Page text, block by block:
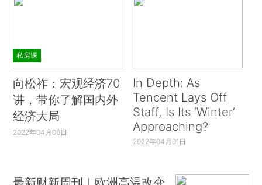
私房课
向松祚：宏观经济70
讲，带你了解国内外
经济大局
2022年04月06日
In Depth: As
Tencent Lays Off
Staff, Is Its ‘Winter’
Approaching?
2022年04月01日